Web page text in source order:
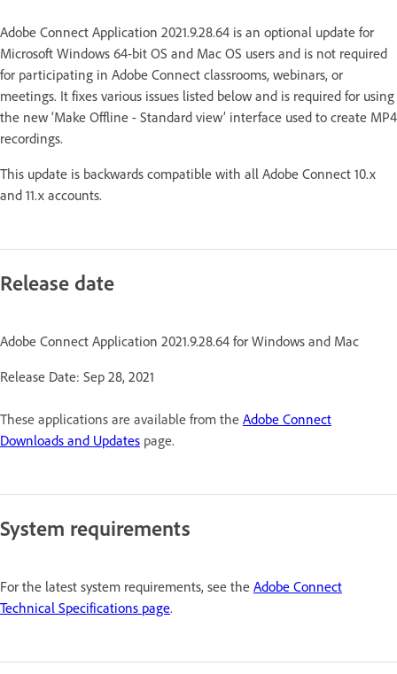
Adobe Connect Application 2021.9.28.64 is an optional update for
Microsoft Windows 64-bit OS and Mac OS users and is not required
for participating in Adobe Connect classrooms, webinars, or
meetings. It fixes various issues listed below and is required for using
the new ‘Make Offline - Standard view’ interface used to create MP4
recordings.
This update is backwards compatible with all Adobe Connect 10.x
and 11.x accounts.
Release date
Adobe Connect Application 2021.9.28.64 for Windows and Mac
Release Date: Sep 28, 2021
These applications are available from the Adobe Connect
Downloads and Updates page.
System requirements
For the latest system requirements, see the Adobe Connect
Technical Specifications page.